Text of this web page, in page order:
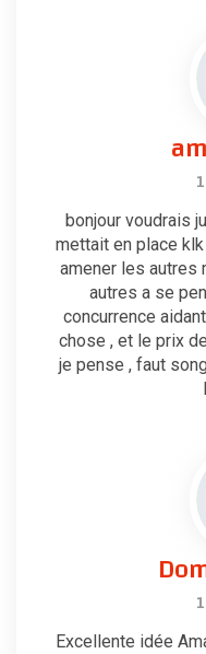
bonjour voudrais
mettait en place
amener les autres
autres a se
concurrence
chose , et le prix
je pense , faut
Excellente idée